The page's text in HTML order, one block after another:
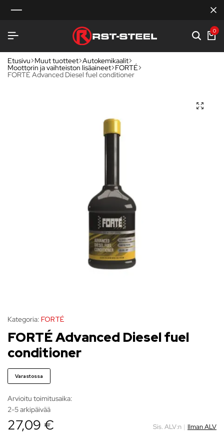
0
Etusivu Muut tuotteet Autokemikaalit
Moottorin ja vaihteiston lisäaineet FORTÉ
FORTÉ Advanced Diesel fuel conditioner
Kategoria: FORTÉ
FORTÉ Advanced Diesel fuel
conditioner
Varastossa
Arvioitu toimitusaika:
2-5 arkipäivää
27,09 € Sis. ALV:n | Ilman ALV